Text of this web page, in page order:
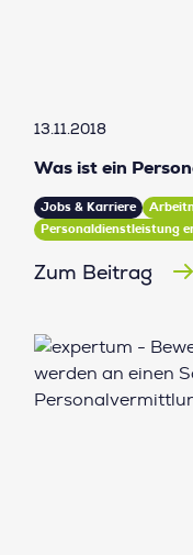
13.11.2018
Was ist ein
Jobs & Karriere
Personaldienstleistung
Zum Beitrag